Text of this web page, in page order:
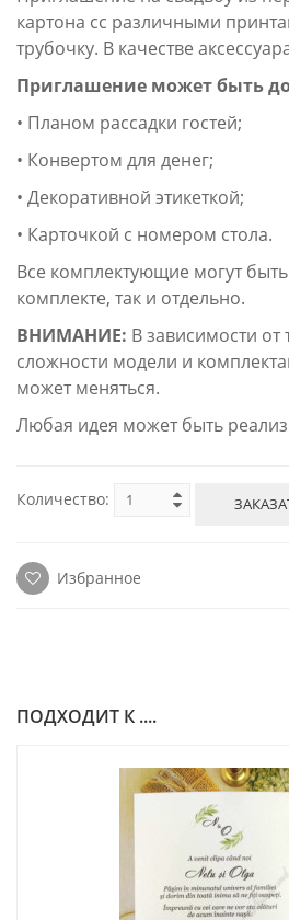
картона сс различными
трубочку. В качестве
Приглашение может быть
• Планом рассадки гостей;
• Конвертом для денег;
• Декоративной этикеткой;
• Карточкой с номером стола.
Все комплектующие могут
комплекте, так и отдельно.
ВНИМАНИЕ: В зависимости от
сложности модели и
может меняться.
Любая идея может быть
Количество:
Избранное
ПОДХОДИТ К ....